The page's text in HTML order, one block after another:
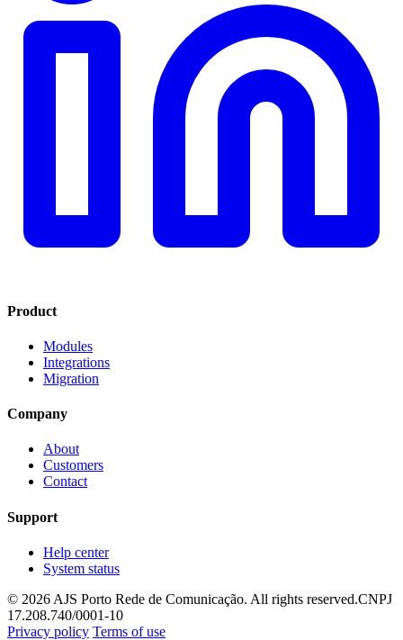
Product
Modules
Integrations
Migration
Company
About
Customers
Contact
Support
Help center
System status
© 2026 AJS Porto Rede de Comunicação. All rights reserved.CNPJ
17.208.740/0001-10
Privacy policy Terms of use